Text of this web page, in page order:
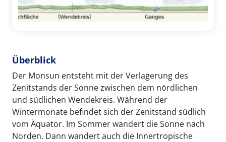
Überblick
Der Monsun entsteht mit der Verlagerung des
Zenitstands der Sonne zwischen dem nördlichen
und südlichen Wendekreis. Während der
Wintermonate befindet sich der Zenitstand südlich
vom Äquator. Im Sommer wandert die Sonne nach
Norden. Dann wandert auch die Innertropische